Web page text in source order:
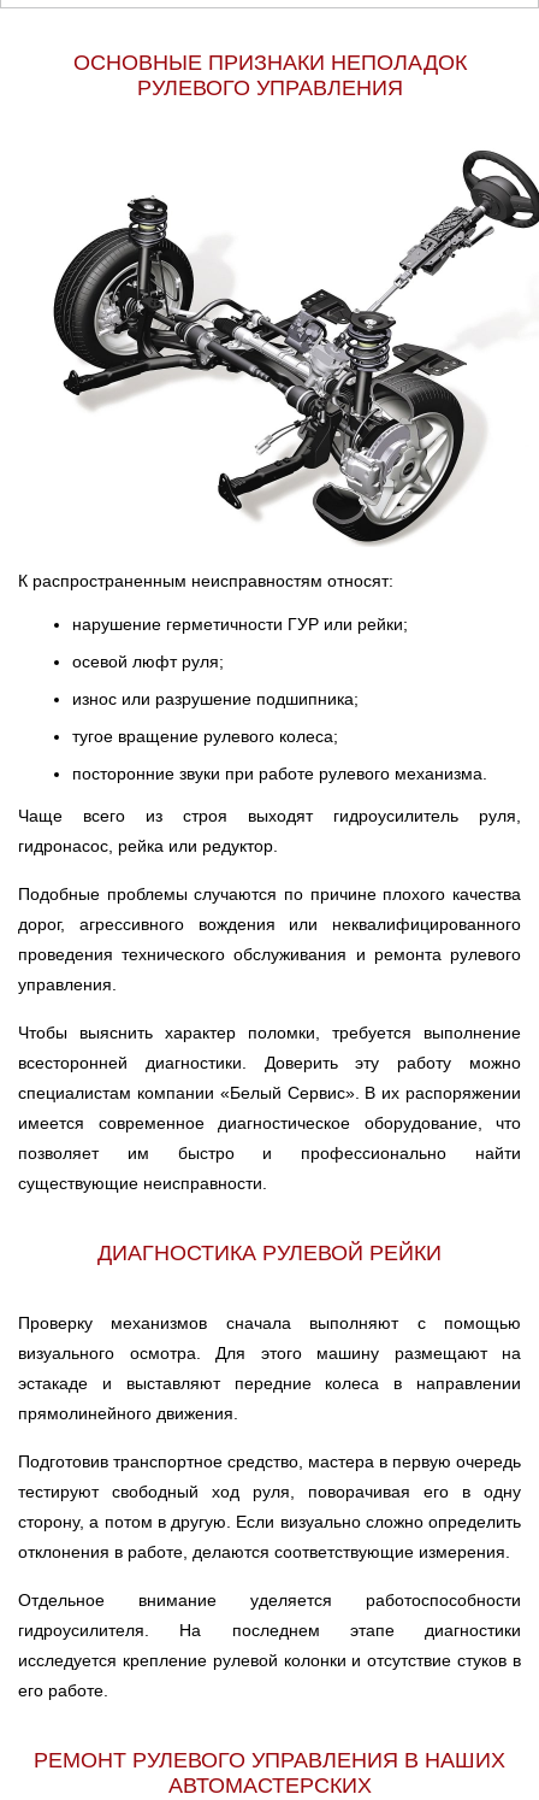
ОСНОВНЫЕ ПРИЗНАКИ НЕПОЛАДОК
РУЛЕВОГО УПРАВЛЕНИЯ
К распространенным неисправностям относят:
нарушение герметичности ГУР или рейки;
осевой люфт руля;
износ или разрушение подшипника;
тугое вращение рулевого колеса;
посторонние звуки при работе рулевого механизма.
Чаще всего из строя выходят гидроусилитель руля,
гидронасос, рейка или редуктор.
Подобные проблемы случаются по причине плохого качества
дорог, агрессивного вождения или неквалифицированного
проведения технического обслуживания и ремонта рулевого
управления.
Чтобы выяснить характер поломки, требуется выполнение
всесторонней диагностики. Доверить эту работу можно
специалистам компании «Белый Сервис». В их распоряжении
имеется современное диагностическое оборудование, что
позволяет им быстро и профессионально найти
существующие неисправности.
ДИАГНОСТИКА РУЛЕВОЙ РЕЙКИ
Проверку механизмов сначала выполняют с помощью
визуального осмотра. Для этого машину размещают на
эстакаде и выставляют передние колеса в направлении
прямолинейного движения.
Подготовив транспортное средство, мастера в первую очередь
тестируют свободный ход руля, поворачивая его в одну
сторону, а потом в другую. Если визуально сложно определить
отклонения в работе, делаются соответствующие измерения.
Отдельное внимание уделяется работоспособности
гидроусилителя. На последнем этапе диагностики
исследуется крепление рулевой колонки и отсутствие стуков в
его работе.
РЕМОНТ РУЛЕВОГО УПРАВЛЕНИЯ В НАШИХ
АВТОМАСТЕРСКИХ